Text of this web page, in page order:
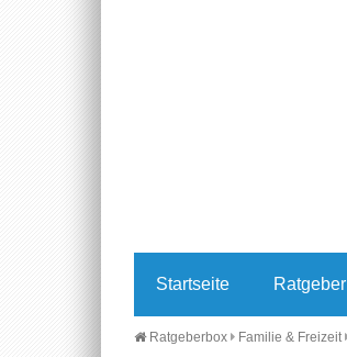
Startseite Ratgeber
Ratgeberbox Familie & Freizeit